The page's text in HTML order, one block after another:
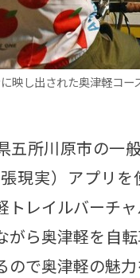
映し出された奥津軽コ
五所川原市の一
現実）アプリ
トレイルバーチ
がら奥津軽を自
ので奥津軽の魅